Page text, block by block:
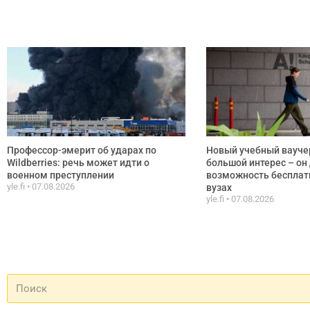
Профессор-эмерит об ударах по
Wildberries: речь может идти о
военном преступлении
yle.fi 07.08.2026
Новый учебный
большой интерес – он
возможность
вузах
yle.fi 07.08.2026